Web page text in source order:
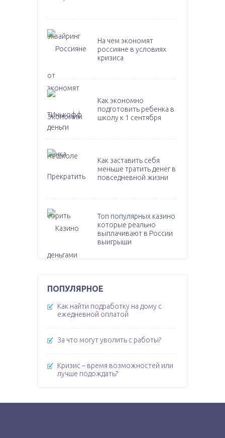
На чем экономят
россияне в условиях
кризиса
Как экономно
подготовить ребенка в
школу к 1 сентября
Как заставить себя
меньше тратить денег в
повседневной жизни
Топ популярных казино
которые реально
выплачивают в России
выигрыши
ПОПУЛЯРНОЕ
Как найти подработку на дому с
ежедневной оплатой
За что могут уволить с работы?
Кризис – время возможностей или
лучше подождать?